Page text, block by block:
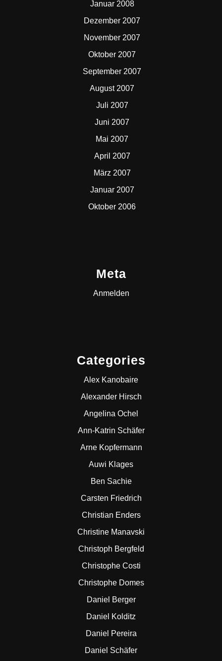
Januar 2008
Dezember 2007
November 2007
Oktober 2007
September 2007
August 2007
Juli 2007
Juni 2007
Mai 2007
April 2007
März 2007
Januar 2007
Oktober 2006
Meta
Anmelden
Categories
Alex Kanobaire
Alexander Hirsch
Angelina Ochel
Ann-Katrin Schäfer
Arne Kopfermann
Auwi Klages
Ben Sachie
Carsten Friedrich
Christian Enders
Christine Manavski
Christoph Bergfeld
Christophe Costi
Christophe Domes
Daniel Berger
Daniel Kolditz
Daniel Pereira
Daniel Schäfer